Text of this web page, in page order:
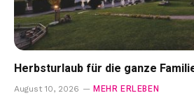
Herbsturlaub für die ganze
August 10, 2026 MEHR ERLEBEN